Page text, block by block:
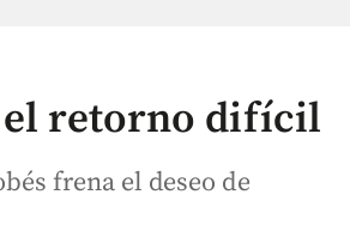
el retorno difícil
frena el deseo de